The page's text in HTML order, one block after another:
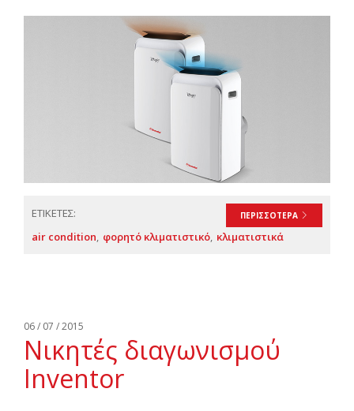
ΠΕΡΙΣΣΟΤΕΡΑ
ΕΤΙΚΕΤΕΣ:
air condition φορητό κλιματιστικό κλιματιστικά
06 / 07 / 2015
Νικητές διαγωνισμού
Inventor